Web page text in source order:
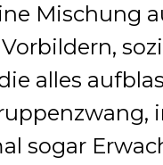
Mischung
alles
sogar